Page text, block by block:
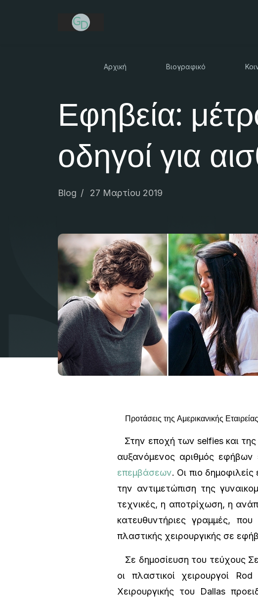
Αρχική Βιογραφικό
Εφηβεία:
οδηγοί για
Blog 27 Μαρτίου 2019
Προτάσεις της Αμερικανικής
Στην εποχή των selfies και
αυξανόμενος αριθμός
επεμβάσεων. Οι πιο
την αντιμετώπιση της
τεχνικές, η αποτρίχωση, η
κατευθυντήριες γραμμές,
πλαστικής χειρουργικής σε
Σε δημοσίευση του τεύχους
οι πλαστικοί χειρουργοί
Χειρουργικής του Dallas